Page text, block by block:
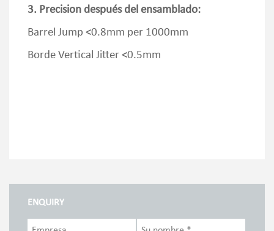
3. Precision después del ensamblado:
Barrel Jump <0.8mm per 1000mm
Borde Vertical Jitter <0.5mm
ENQUIRY